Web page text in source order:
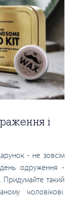
і
- не зовсім
одруження -
Придумайте такий
чоловікові.